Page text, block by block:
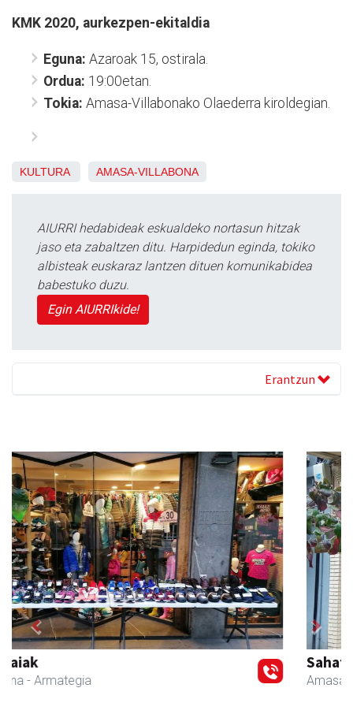
KMK 2020, aurkezpen-ekitaldia
Eguna:​ Azaroak 15, ostirala.
Ordua:​ 19:00etan.
Tokia:​ Amasa-Villabonako Olaederra kiroldegian.
KULTURA AMASA-VILLABONA
AIURRI hedabideak eskualdeko nortasun hitzak
jaso eta zabaltzen ditu. Harpidedun eginda, tokiko
albisteak euskaraz lantzen dituen komunikabidea
babestuko duzu.
Egin AIURRIkide!
Erantzun
Sahatsa belar-denda eta dietetika zentrua
Amasa-Villabona
Previous Next